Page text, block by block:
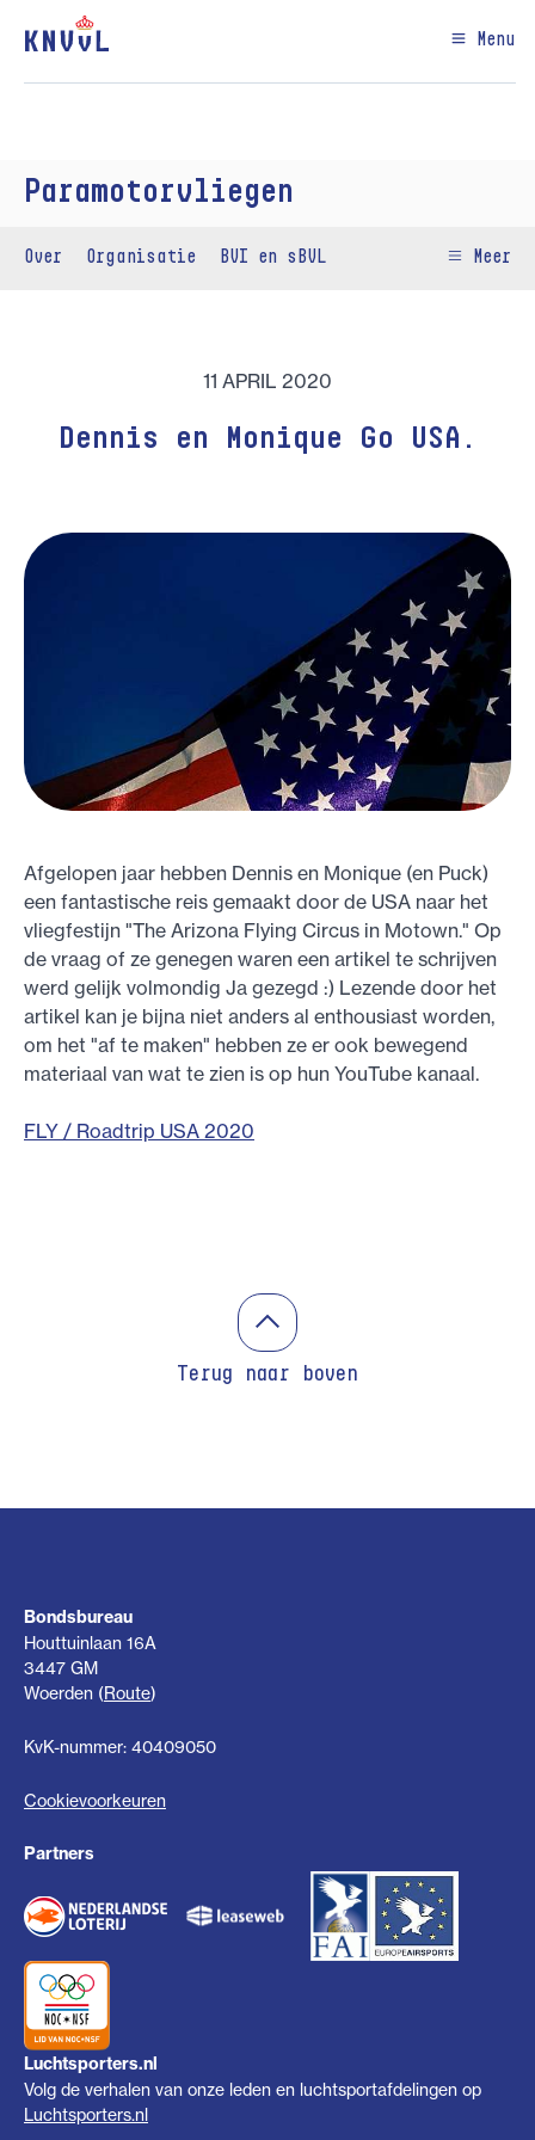
Menu
Paramotorvliegen
Over Organisatie BVI en sBVL Meer
11 APRIL 2020
Dennis en Monique Go USA.
Afgelopen jaar hebben Dennis en Monique (en Puck)
een fantastische reis gemaakt door de USA naar het
vliegfestijn "The Arizona Flying Circus in Motown." Op
de vraag of ze genegen waren een artikel te schrijven
werd gelijk volmondig Ja gezegd :) Lezende door het
artikel kan je bijna niet anders al enthousiast worden,
om het "af te maken" hebben ze er ook bewegend
materiaal van wat te zien is op hun YouTube kanaal.
FLY / Roadtrip USA 2020
Terug naar boven
Bondsbureau
Houttuinlaan 16A
3447 GM
Woerden (Route)
KvK-nummer: 40409050
Cookievoorkeuren
Partners
Luchtsporters.nl
Volg de verhalen van onze leden en luchtsportafdelingen op
Luchtsporters.nl